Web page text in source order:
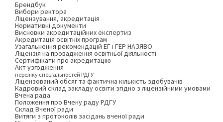
Брендбук
Вибори ректора
Ліцензування, акредитація
Нормативні документи
Висновки акредитаційних експертиз
Акредитація освітніх програм
Узагальнення рекомендацій ЕГ і ГЕР НАЗЯВО
Ліцензія на провадження освітньої діяльності
Сертифікати про акредитацію
Акт узгодження
переліку спеціальностей РДГУ
Ліцензований обсяг та фактична кількість здобувачів
Кадровий склад закладу освіти згідно з ліцензійними умовами
Вчена рада
Положення про Вчену раду РДГУ
Склад Вченої ради
Витяги з протоколів засідань вченої ради